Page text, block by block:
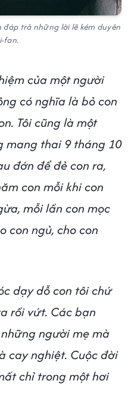
đáp trả những lời lẽ kém duyên
fan.
của một người
có nghĩa là bỏ con
Tôi cũng là một
mang thai 9 tháng 10
đớn để đẻ con ra,
con mỗi khi con
mỗi lần con mọc
con ngủ, cho con
dạy dỗ con tôi chứ
rồi vứt. Các bạn
người mẹ mà
cay nghiệt. Cuộc đời
chỉ trong một hơi